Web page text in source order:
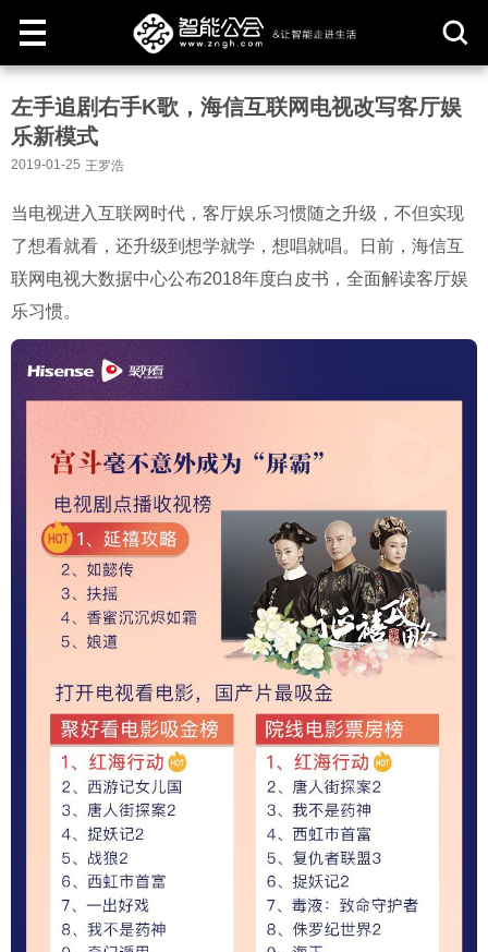
左手追剧右手K歌，海信互联网电视改写客厅娱
乐新模式
2019-01-25 王罗浩
当电视进入互联网时代，客厅娱乐习惯随之升级，不但实现
了想看就看，还升级到想学就学，想唱就唱。日前，海信互
联网电视大数据中心公布2018年度白皮书，全面解读客厅娱
乐习惯。